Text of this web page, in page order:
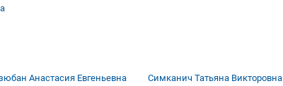
Анастасия Евгеньевна Симканич Татьяна Викторовна